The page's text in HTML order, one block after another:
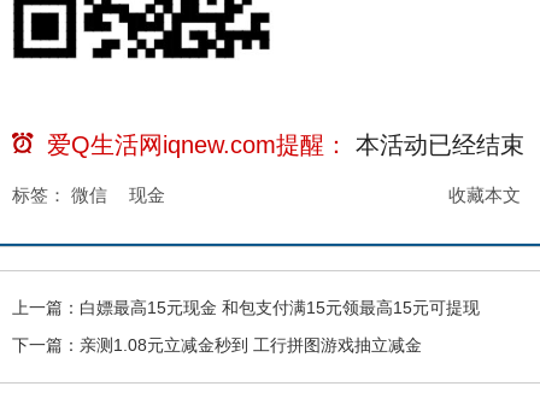
爱Q生活网iqnew.com提醒： 本活动已经结束
收藏本文
标签： 微信 现金
上一篇： 白嫖最高15元现金 和包支付满15元领最高15元可提现
下一篇： 亲测1.08元立减金秒到 工行拼图游戏抽立减金